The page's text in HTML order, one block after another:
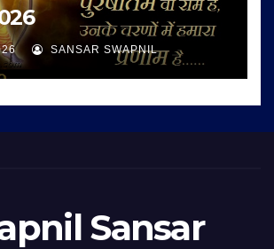
SANSAR SWAPNIL
Sansar